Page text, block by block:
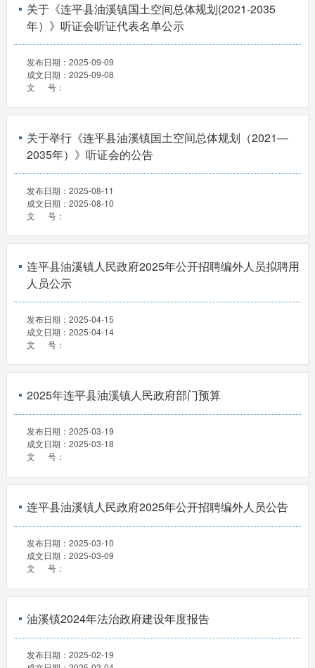
关于《连平县油溪镇国土空间总体规划(2021-2035
年）》听证会听证代表名单公示
发布日期： 2025-09-09
成文日期： 2025-09-08
文 号：
关于举行《连平县油溪镇国土空间总体规划（2021—
2035年）》听证会的公告
发布日期： 2025-08-11
成文日期： 2025-08-10
文 号：
连平县油溪镇人民政府2025年公开招聘编外人员拟聘用
人员公示
发布日期： 2025-04-15
成文日期： 2025-04-14
文 号：
2025年连平县油溪镇人民政府部门预算
发布日期： 2025-03-19
成文日期： 2025-03-18
文 号：
连平县油溪镇人民政府2025年公开招聘编外人员公告
发布日期： 2025-03-10
成文日期： 2025-03-09
文 号：
油溪镇2024年法治政府建设年度报告
发布日期： 2025-02-19